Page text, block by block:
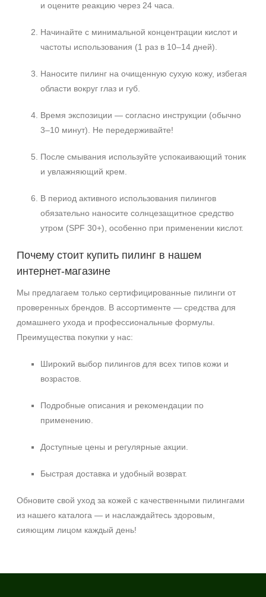
и оцените реакцию через 24 часа.
Начинайте с минимальной концентрации кислот и
частоты использования (1 раз в 10–14 дней).
Наносите пилинг на очищенную сухую кожу, избегая
области вокруг глаз и губ.
Время экспозиции — согласно инструкции (обычно
3–10 минут). Не передерживайте!
После смывания используйте успокаивающий тоник
и увлажняющий крем.
В период активного использования пилингов
обязательно наносите солнцезащитное средство
утром (SPF 30+), особенно при применении кислот.
Почему стоит купить пилинг в нашем
интернет‑магазине
Мы предлагаем только сертифицированные пилинги от
проверенных брендов. В ассортименте — средства для
домашнего ухода и профессиональные формулы.
Преимущества покупки у нас:
Широкий выбор пилингов для всех типов кожи и
возрастов.
Подробные описания и рекомендации по
применению.
Доступные цены и регулярные акции.
Быстрая доставка и удобный возврат.
Обновите свой уход за кожей с качественными пилингами
из нашего каталога — и наслаждайтесь здоровым,
сияющим лицом каждый день!